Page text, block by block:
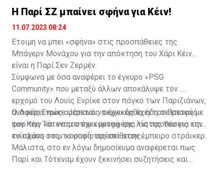
Η Παρί ΣΖ μπαίνει σφήνα για Κέιν!
11.07.2023 08:24
Έτοιμη να μπει «σφήνα» στις προσπάθειες της
Μπάγερν Μονάχου για την απόκτηση του Χάρι Κέιν
είναι η Παρί Σεν Ζερμέν.
Σύμφωνα με όσα αναφέρει το έγκυρο «PSG
Community» που μεταξύ άλλων αποκάλυψε τον…
ερχομό του Λουίς Ενρίκε στον πάγκο των Παριζιάνων,
αναφέρει πως ο Ισπανός τεχνικός έχει τον Βρετανό
φορ της Τότεναμ στην κορυφή της λίστας του για την
ενίσχυση στην κορυφή της επίθεσης.
Ο Λουίς Ενρίκε φέρεται να έχει έρθει ήδη σε επαφή με
τον Κέιν και να του έχει μεταφέρει τις προθέσεις και
το πλάνο του, το οποίο αρέσει στον έμπειρο στράικερ.
Μάλιστα, στο εν λόγω δημοσίευμα αναφέρεται πως
Παρί και Τότεναμ έχουν ξεκινήσει συζητήσεις και